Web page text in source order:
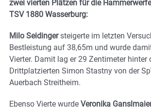
zwei vierten Plätzen für die
TSV 1880 Wasserburg:
Milo Seidingersteigerte im letzten
Bestleistung auf 38,65m und wurde
Vierter. Damit lag er 29 Zentimeter hinter
Drittplatzierten Simon Stastny von der
Auerbach Streitheim.
Ebenso Vierte wurde Veronika